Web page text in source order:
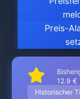
Preis-
12.9 €
Historischer